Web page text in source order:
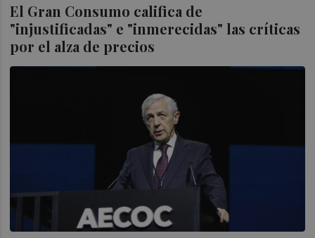
El Gran Consumo califica de
"injustificadas" e "inmerecidas" las críticas
por el alza de precios